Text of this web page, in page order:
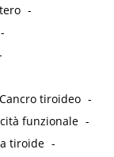
-
-
Cancro tiroideo -
funzionale -
tiroide -